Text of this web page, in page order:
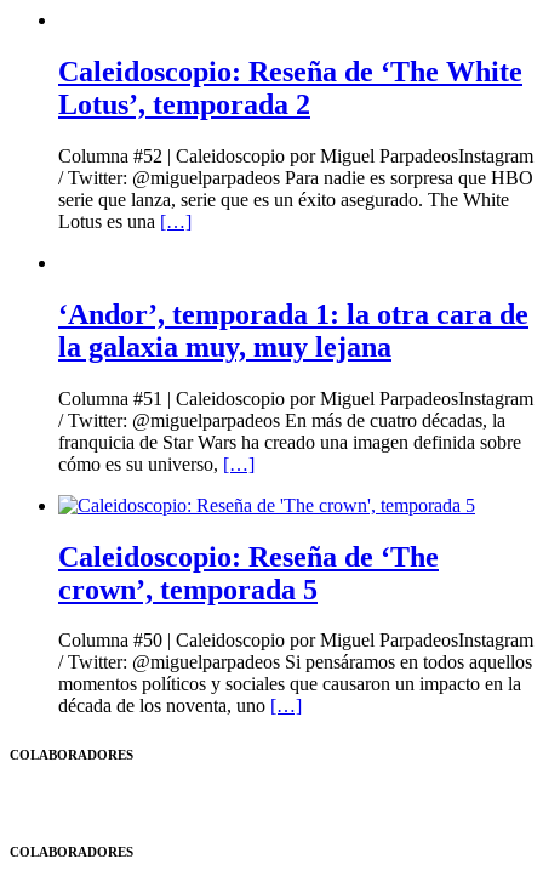
Caleidoscopio: Reseña de ‘The White
Lotus’, temporada 2
Columna #52 | Caleidoscopio por Miguel ParpadeosInstagram
/ Twitter: @miguelparpadeos Para nadie es sorpresa que HBO
serie que lanza, serie que es un éxito asegurado. The White
Lotus es una […]
‘Andor’, temporada 1: la otra cara de
la galaxia muy, muy lejana
Columna #51 | Caleidoscopio por Miguel ParpadeosInstagram
/ Twitter: @miguelparpadeos En más de cuatro décadas, la
franquicia de Star Wars ha creado una imagen definida sobre
cómo es su universo, […]
Caleidoscopio: Reseña de ‘The
crown’, temporada 5
Columna #50 | Caleidoscopio por Miguel ParpadeosInstagram
/ Twitter: @miguelparpadeos Si pensáramos en todos aquellos
momentos políticos y sociales que causaron un impacto en la
década de los noventa, uno […]
COLABORADORES
COLABORADORES